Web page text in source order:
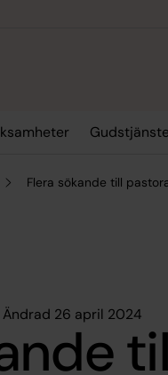
Flera sökande till
26 april 2024